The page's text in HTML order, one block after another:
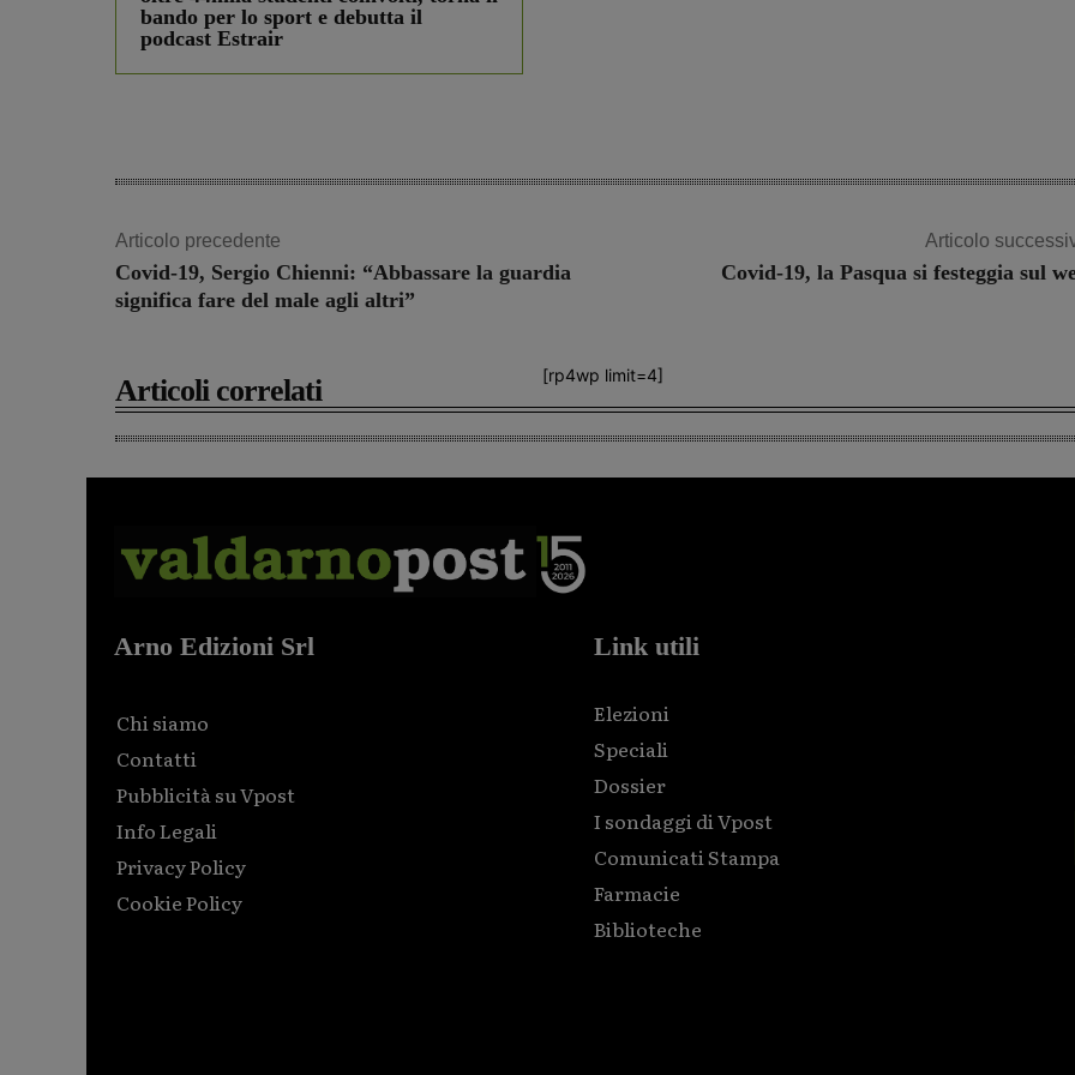
bando per lo sport e debutta il
podcast Estrair
Articolo precedente
Covid-19, Sergio Chienni: “Abbassare la guardia
significa fare del male agli altri”
Articolo
Covid-19, la Pasqua si festeggia sul
[rp4wp limit=4]
Articoli correlati
Arno Edizioni Srl
Chi siamo
Contatti
Pubblicità su Vpost
Info Legali
Privacy Policy
Cookie Policy
Link utili
Elezioni
Speciali
Dossier
I sondaggi di Vpost
Comunicati Stampa
Farmacie
Biblioteche